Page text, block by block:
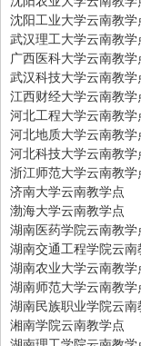
沈阳工业大学云南教学
武汉理工大学云南教学
广西医科大学云南教学
武汉科技大学云南教学
江西财经大学云南教学
河北工程大学云南教学
河北地质大学云南教学
河北科技大学云南教学
浙江师范大学云南教学
济南大学云南教学点
渤海大学云南教学点
湖南医药学院云南教学
湖南交通工程学院云南
湖南农业大学云南教学
湖南师范大学云南教学
湖南民族职业学院云南
湘南学院云南教学点